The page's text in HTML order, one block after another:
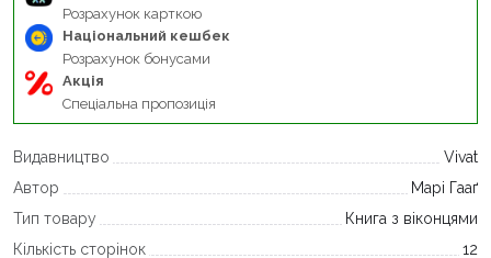
Розрахунок карткою
Національний кешбек
Розрахунок бонусами
Акція
Спеціальна пропозиція
Видавництво
Vivat
Автор
Марі Гааґ
Тип товару
Книга з віконцями
Кількість сторінок
12